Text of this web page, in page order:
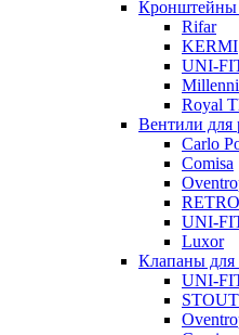
Кронштейны
Rifar
KERMI
UNI-
Royal
Вентили для
Carlo
Comisa
UNI-
Luxor
Клапаны для
UNI-
STOUT